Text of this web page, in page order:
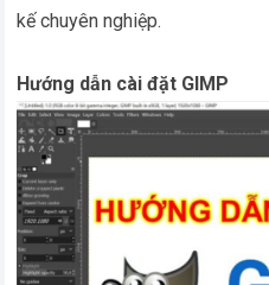
kế chuyên nghiệp.
Hướng dẫn cài đặt GIMP